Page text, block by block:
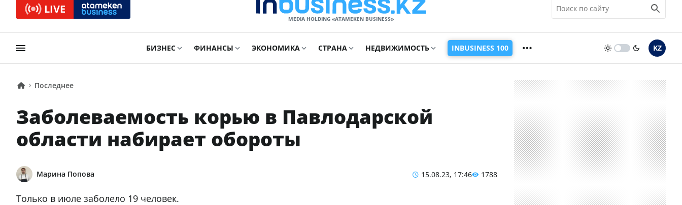
LIVE
MEDIA HOLDING «ATAMEKЕN BUSINESS»
БИЗНЕС ФИНАНСЫ ЭКОНОМИКА СТРАНА НЕДВИЖИМОСТЬ INBUSINESS 100 KZ
Последнее
Заболеваемость корью в Павлодарской
области набирает обороты
Марина Попова 15.08.23, 17:46 1788
Только в июле заболело 19 человек.